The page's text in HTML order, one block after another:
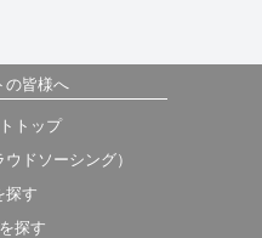
の皆様へ
トップ
ドソーシング）
探す
探す